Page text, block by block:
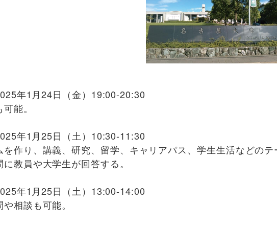
年1月24日（金）19:00-20:30
能。
年1月25日（土）10:30-11:30
作り、講義、研究、留学、キャリアパス、学生生活などの
教員や大学生が回答する。
年1月25日（土）13:00-14:00
相談も可能。